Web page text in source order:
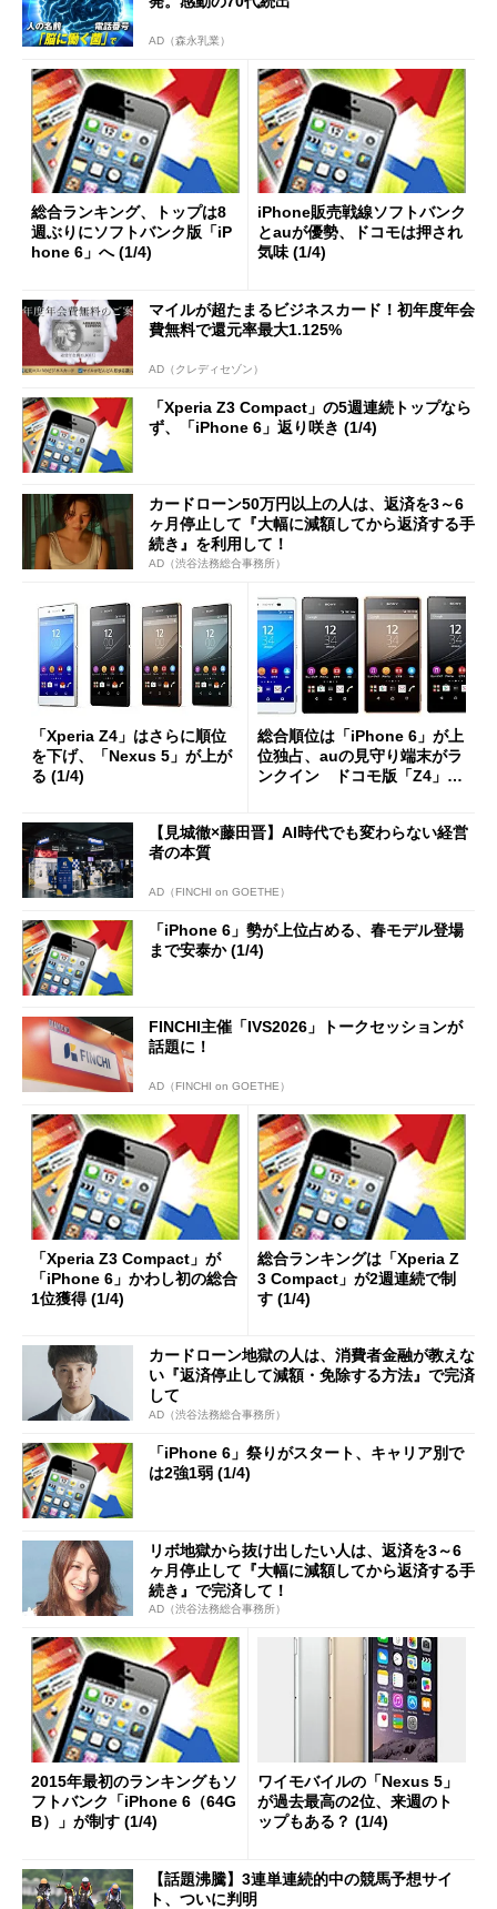
AD（森永乳業）
総合ランキング、トップは8
週ぶりにソフトバンク版「iP
hone 6」へ (1/4)
iPhone販売戦線ソフトバンク
とauが優勢、ドコモは押され
気味 (1/4)
マイルが超たまるビジネスカード！初年度年会
費無料で還元率最大1.125%
AD（クレディセゾン）
「Xperia Z3 Compact」の5週連続トップなら
ず、「iPhone 6」返り咲き (1/4)
カードローン50万円以上の人は、返済を3～6
ヶ月停止して『大幅に減額してから返済する手
続き』を利用して！
AD（渋谷法務総合事務所）
「Xperia Z4」はさらに順位
を下げ、「Nexus 5」が上が
る (1/4)
総合順位は「iPhone 6」が上
位独占、auの見守り端末がラ
ンクイン ドコモ版「Z4」は
【見城徹×藤田晋】AI時代でも変わらない経営
者の本質
AD（FINCHI on GOETHE）
「iPhone 6」勢が上位占める、春モデル登場
まで安泰か (1/4)
FINCHI主催「IVS2026」トークセッションが
話題に！
AD（FINCHI on GOETHE）
「Xperia Z3 Compact」が
「iPhone 6」かわし初の総合
1位獲得 (1/4)
総合ランキングは「Xperia Z
3 Compact」が2週連続で制
す (1/4)
カードローン地獄の人は、消費者金融が教えな
い『返済停止して減額・免除する方法』で完済
して
AD（渋谷法務総合事務所）
「iPhone 6」祭りがスタート、キャリア別で
は2強1弱 (1/4)
リボ地獄から抜け出したい人は、返済を3～6
ヶ月停止して『大幅に減額してから返済する手
続き』で完済して！
AD（渋谷法務総合事務所）
2015年最初のランキングもソ
フトバンク「iPhone 6（64G
B）」が制す (1/4)
ワイモバイルの「Nexus 5」
が過去最高の2位、来週のト
ップもある？ (1/4)
【話題沸騰】3連単連続的中の競馬予想サイ
ト、ついに判明